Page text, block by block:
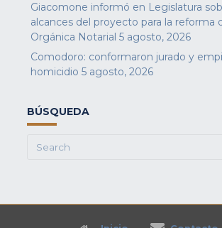
Giacomone informó en Legislatura
alcances del proyecto para la reforma
Orgánica Notarial 5 agosto, 2026
Comodoro: conformaron jurado y
homicidio 5 agosto, 2026
BÚSQUEDA
Search